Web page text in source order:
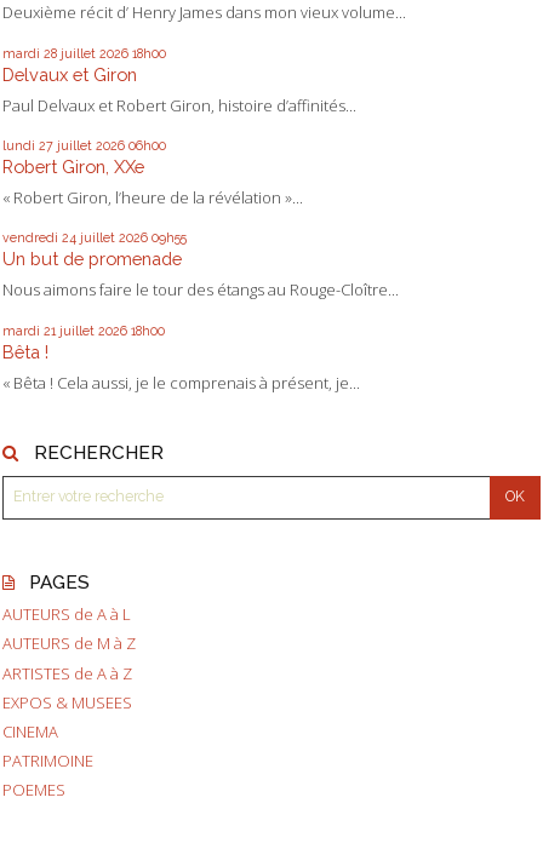
Deuxième récit d’ Henry James dans mon vieux volume...
mardi 28 juillet 2026 18h00
Delvaux et Giron
Paul Delvaux et Robert Giron, histoire d’affinités...
lundi 27 juillet 2026 06h00
Robert Giron, XXe
« Robert Giron, l’heure de la révélation »...
vendredi 24 juillet 2026 09h55
Un but de promenade
Nous aimons faire le tour des étangs au Rouge-Cloître...
mardi 21 juillet 2026 18h00
Bêta !
« Bêta ! Cela aussi, je le comprenais à présent, je...
RECHERCHER
PAGES
AUTEURS de A à L
AUTEURS de M à Z
ARTISTES de A à Z
EXPOS & MUSEES
CINEMA
PATRIMOINE
POEMES